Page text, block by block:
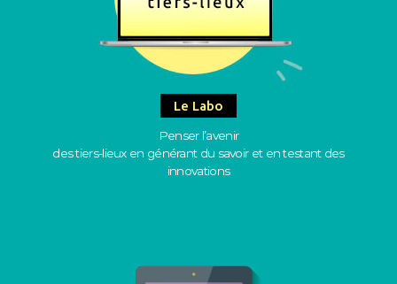
Le Labo
Penser l’avenir
des tiers-lieux en générant du savoir et en testant des
innovations